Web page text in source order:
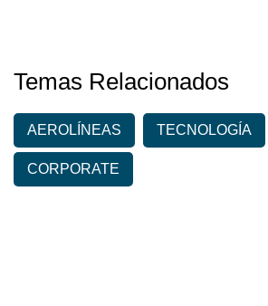
Temas Relacionados
AEROLÍNEAS TECNOLOGÍA
CORPORATE